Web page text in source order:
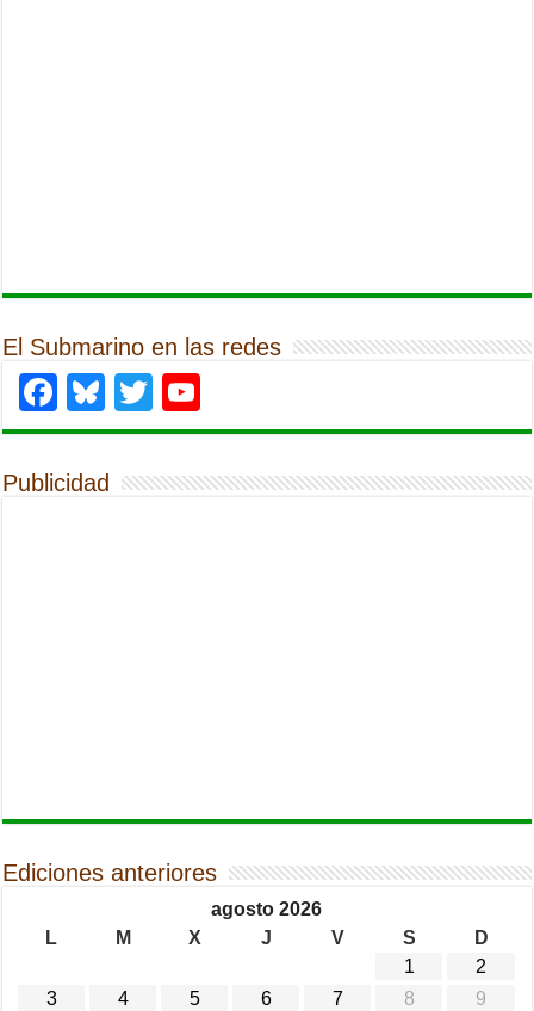
El Submarino en las redes
Facebook
Bluesky
Twitter
Publicidad
Ediciones anteriores
agosto 2026
L
M X J V S
D
1
2
3
4 5 6 7 8
9